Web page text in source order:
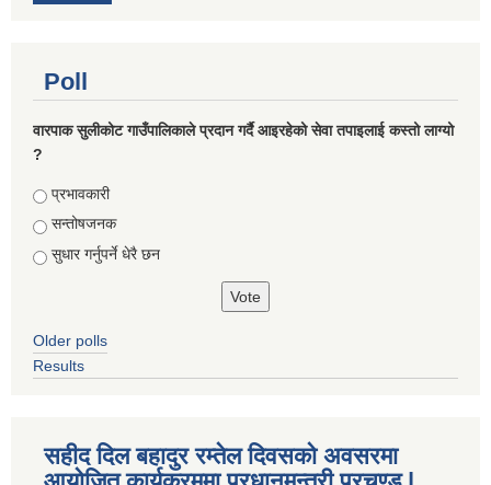
Poll
वारपाक सुलीकोट गाउँपालिकाले प्रदान गर्दै आइरहेको सेवा तपाइलाई कस्तो लाग्यो
?
Choices
प्रभावकारी
सन्तोषजनक
सुधार गर्नुपर्ने धेरै छन
Older polls
Results
सहीद दिल बहादुर रम्तेल दिवसको अवसरमा